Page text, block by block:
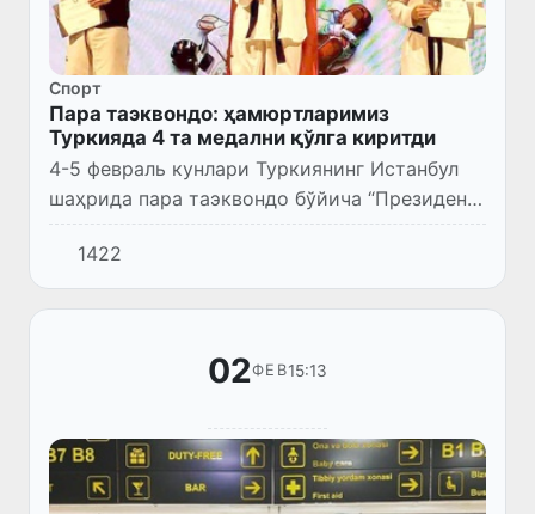
Спорт
Пара таэквондо: ҳамюртларимиз
Туркияда 4 та медални қўлга киритди
4-5 февраль кунлари Туркиянинг Истанбул
шаҳрида пара таэквондо бўйича “Президент
кубоги” турнири бўлиб ўтди.
1422
02ФЕВ15:13